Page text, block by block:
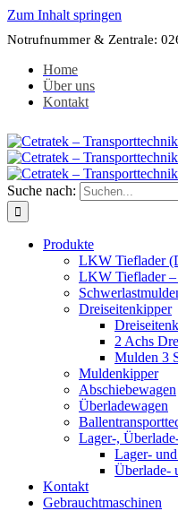
Zum Inhalt springen
Notrufnummer & Zentrale:
Home
Über uns
Kontakt
Suche nach:
Produkte
LKW Tieflader
LKW Tieflader
Dreiseitenkipper
2 Achs
Mulden 3
Muldenkipper
Abschiebewagen
Überladewagen
Lager-,
Lager-
Überlade-
Kontakt
Gebrauchtmaschinen